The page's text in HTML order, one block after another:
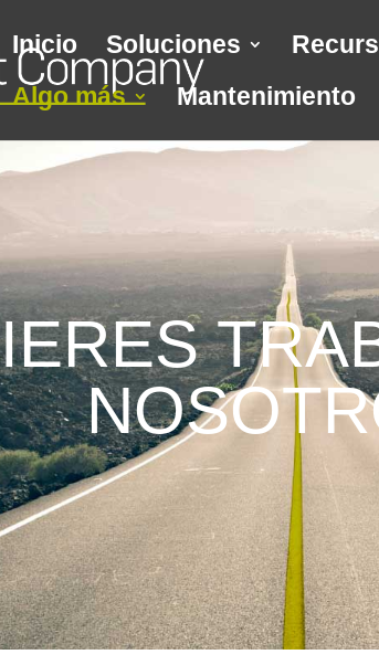
Inicio Soluciones
Algo más
Mantenimiento